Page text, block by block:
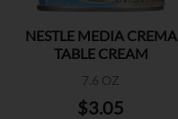
NESTLE MEDIA CREMA
TABLE CREAM
7.6 OZ
$3.05